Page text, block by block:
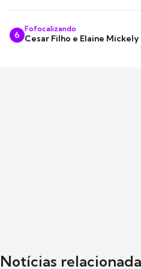
6
Fofocalizando
Cesar Filho e Elaine
Notícias